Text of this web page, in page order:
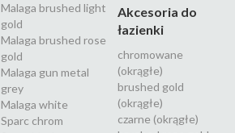
Malaga brushed light
gold
Malaga brushed rose
gold
Malaga gun metal
grey
Malaga white
Sparc chrom
Akcesoria do
łazienki
chromowane
(okrągłe)
brushed gold
(okrągłe)
czarne (okrągłe)